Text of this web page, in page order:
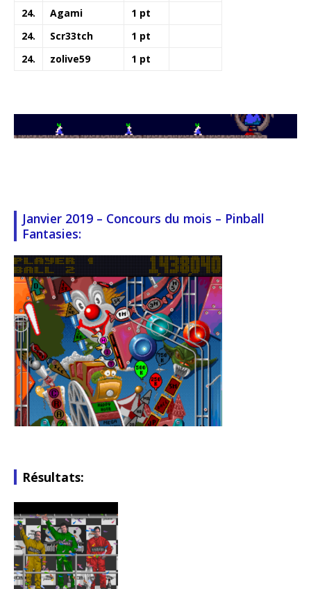
24.
Agami
1 pt
24.
Scr33tch
1 pt
24.
zolive59 1 pt
Janvier 2019 – Concours du mois – Pinball
Fantasies:
Résultats: